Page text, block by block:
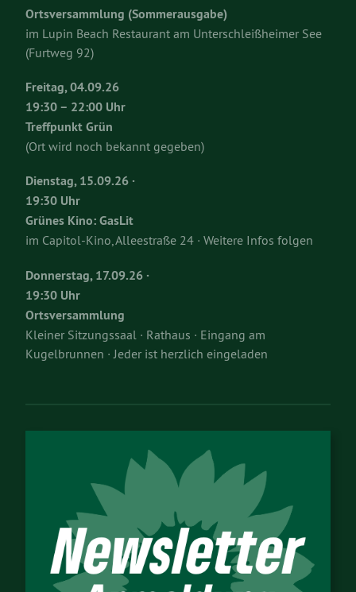
Ortsversammlung (Sommerausgabe)
im Lupin Beach Restaurant am Unterschleißheimer See
(Furtweg 92)
Freitag, 04.09.26
19:30 – 22:00 Uhr
Treffpunkt Grün
(Ort wird noch bekannt gegeben)
Dienstag, 15.09.26 ·
19:30 Uhr
Grünes Kino: GasLit
im Capitol-Kino, Alleestraße 24 · Weitere Infos folgen
Donnerstag, 17.09.26 ·
19:30 Uhr
Ortsversammlung
Kleiner Sitzungssaal · Rathaus · Eingang am
Kugelbrunnen · Jeder ist herzlich eingeladen